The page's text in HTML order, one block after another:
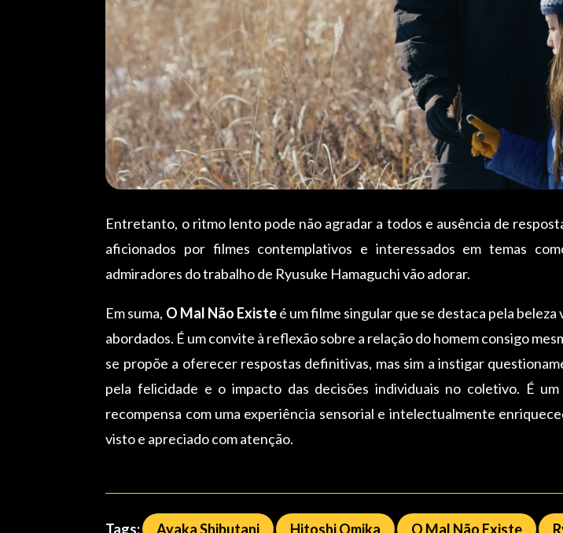
Entretanto, o ritmo lento pode não agradar a todos e ausência de
aficionados por filmes contemplativos e interessados em temas
admiradores do trabalho de Ryusuke Hamaguchi vão adorar.
Em suma, O Mal Não Existeé um filme singular que se destaca pela
abordados. É um convite à reflexão sobre a relação do homem consigo
se propõe a oferecer respostas definitivas, mas sim a instigar
pela felicidade e o impacto das decisões individuais no coletivo. É
recompensa com uma experiência sensorial e intelectualmente
visto e apreciado com atenção.
Tags: Ayaka Shibutani Hitoshi Omika O Mal Não Existe